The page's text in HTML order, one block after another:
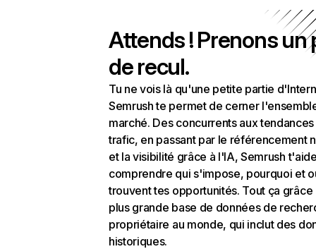
Attends ! Prenons un
de recul.
Tu ne vois là qu'une petite partie
Semrush te permet de cerner
marché. Des concurrents aux
trafic, en passant par le référencement
et la visibilité grâce à l'IA, Semrush
comprendre qui s'impose, pourquoi et
trouvent tes opportunités. Tout ça grâce
plus grande base de données de
propriétaire au monde, qui inclut des
historiques.